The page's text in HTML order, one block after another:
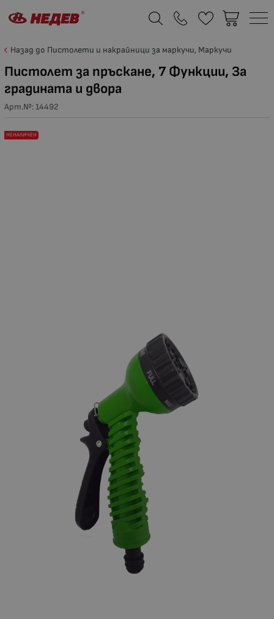
Назад до Пистолети и накрайници за маркучи, Маркучи
Пистолет за пръскане, 7 Функции, За
градината и двора
Арт.№:14492
НЕНАЛИЧЕН